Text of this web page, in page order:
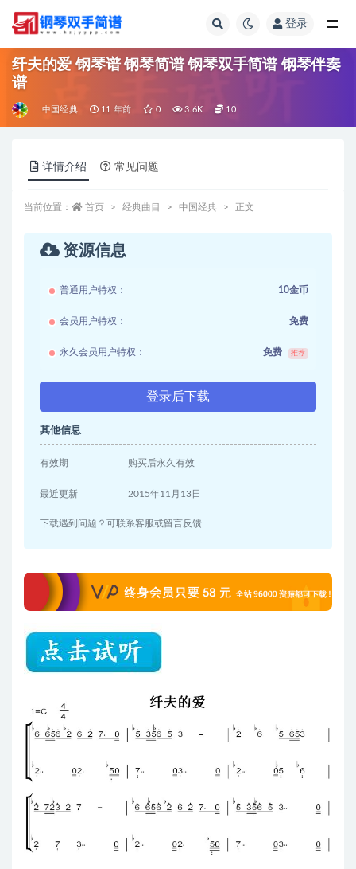
登录
纤夫的爱 钢琴谱 钢琴简谱 钢琴双手简谱 钢琴伴奏
谱
中国经典 11 年前 0 3.6K 10
详情介绍 常见问题
当前位置： 首页 经典曲目 中国经典 正文
资源信息
普通用户特权： 10金币
会员用户特权： 免费
永久会员用户特权： 免费 推荐
登录后下载
其他信息
有效期 购买后永久有效
最近更新 2015年11月13日
下载遇到问题？可联系客服或留言反馈